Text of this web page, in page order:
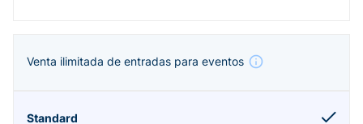
Venta ilimitada de entradas para eventos